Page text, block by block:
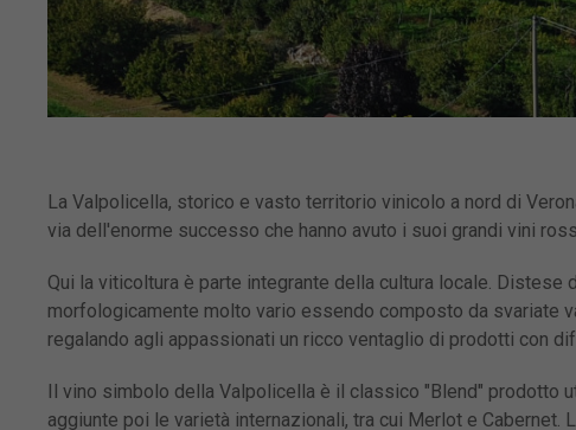
La Valpolicella, storico e vasto territorio vinicolo a nord di
via dell'enorme successo che hanno avuto i suoi grandi vini
Qui la viticoltura è parte integrante della cultura locale.
morfologicamente molto vario essendo composto da svariate
regalando agli appassionati un ricco ventaglio di prodotti con
Il vino simbolo della Valpolicella è il classico "Blend" prodotto
aggiunte poi le varietà internazionali, tra cui Merlot e